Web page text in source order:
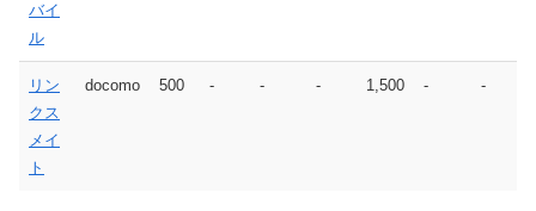
バイ
ル
リン
クス
メイ
ト
docomo 500 - - - 1,500 - -